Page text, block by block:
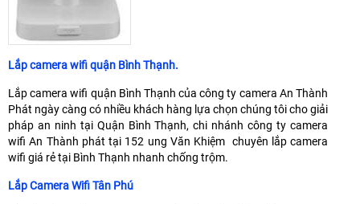
Lắp camera wifi quận Bình Thạnh.
Lắp camera wifi quận Bình Thạnh của công ty camera An Thành
Phát ngày càng có nhiều khách hàng lựa chọn chúng tôi cho giải
pháp an ninh tại Quận Bình Thạnh, chi nhánh công ty camera
wifi An Thành phát tại 152 ung Văn Khiệm chuyên lắp camera
wifi giá rẻ tại Bình Thạnh nhanh chống trộm.
Lắp Camera Wifi Tân Phú